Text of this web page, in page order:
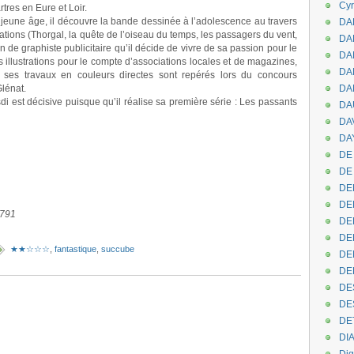
en Eure et Loir.
âge, il découvre la bande dessinée à l’adolescence au travers
(Thorgal, la quête de l’oiseau du temps, les passagers du vent,
de graphiste publicitaire qu’il décide de vivre de sa passion pour le
pour le compte d’associations locales et de magazines,
travaux en couleurs directes sont repérés lors du concours
est décisive puisque qu’il réalise sa première série : Les passants
★★☆☆☆ fantastique succube